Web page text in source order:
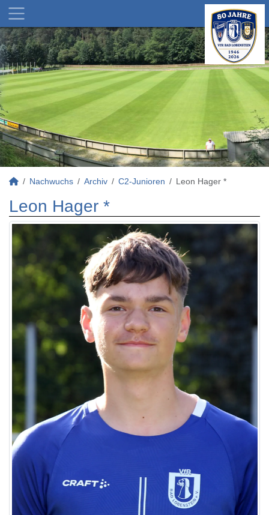
Nachwuchs Archiv C2-Junioren Leon Hager *
Leon Hager *